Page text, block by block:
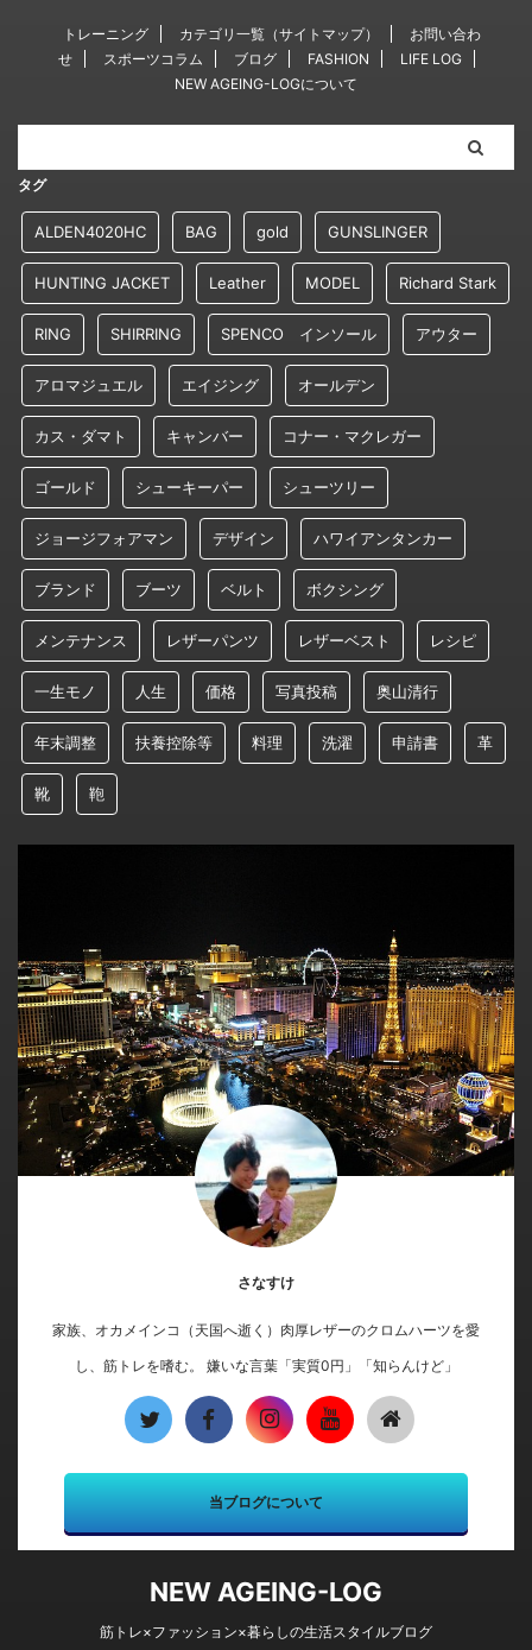
トレーニング カテゴリ一覧（サイトマップ）
お問い合わ
せ
スポーツコラム ブログ FASHION
LIFE LOG
NEW AGEING-LOGについて
タグ
ALDEN4020HC BAG gold GUNSLINGER
HUNTING JACKET Leather MODEL Richard Stark
RING SHIRRING SPENCO インソール アウター
アロマジュエル エイジング オールデン
カス・ダマト キャンバー コナー・マクレガー
ゴールド シューキーパー シューツリー
ジョージフォアマン デザイン ハワイアンタンカー
ブランド ブーツ ベルト ボクシング
メンテナンス レザーパンツ レザーベスト レシピ
一生モノ 人生 価格 写真投稿 奥山清行
年末調整 扶養控除等 料理 洗濯 申請書 革
靴 鞄
さなすけ
家族、オカメインコ（天国へ逝く）肉厚レザーのクロムハーツを愛
し、筋トレを嗜む。 嫌いな言葉「実質0円」「知らんけど」
当ブログについて
NEW AGEING-LOG
筋トレ×ファッション×暮らしの生活スタイルブログ